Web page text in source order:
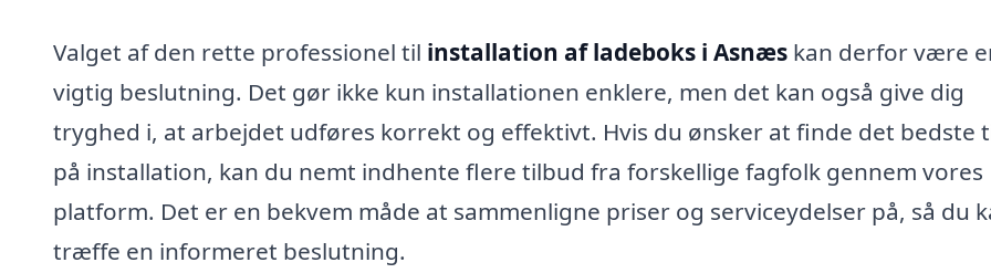
Valget af den rette professionel til installation af ladeboks i Asnæs kan derfor være
vigtig beslutning. Det gør ikke kun installationen enklere, men det kan også give dig
tryghed i, at arbejdet udføres korrekt og effektivt. Hvis du ønsker at finde det bedste
på installation, kan du nemt indhente flere tilbud fra forskellige fagfolk gennem vores
platform. Det er en bekvem måde at sammenligne priser og serviceydelser på, så du
træffe en informeret beslutning.